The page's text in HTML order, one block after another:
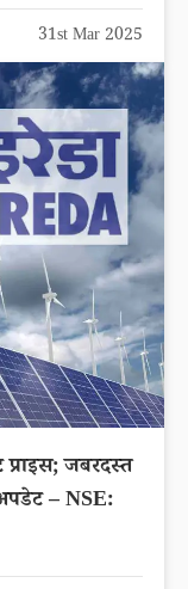
31st Mar 2025
जबरदस्त
– NSE: